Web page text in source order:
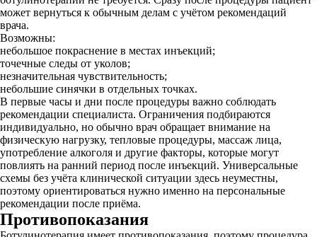
может вернуться к обычным делам с учётом рекомендаций
врача.
Возможны:
небольшое покраснение в местах инъекций;
точечные следы от уколов;
незначительная чувствительность;
небольшие синячки в отдельных точках.
В первые часы и дни после процедуры важно соблюдать
рекомендации специалиста. Ограничения подбираются
индивидуально, но обычно врач обращает внимание на
физическую нагрузку, тепловые процедуры, массаж лица,
употребление алкоголя и другие факторы, которые могут
повлиять на ранний период после инъекций. Универсальные
схемы без учёта клинической ситуации здесь неуместны,
поэтому ориентироваться нужно именно на персональные
рекомендации после приёма.
Противопоказания